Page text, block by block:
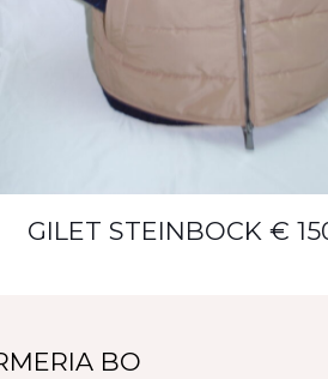
GILET STEINBOCK €
BO